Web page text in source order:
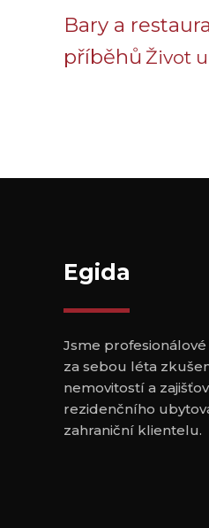
Bary a
příběhů Život
Egida
Jsme
za sebou léta
nemovitostí a
rezidenčního
zahraniční klientelu.